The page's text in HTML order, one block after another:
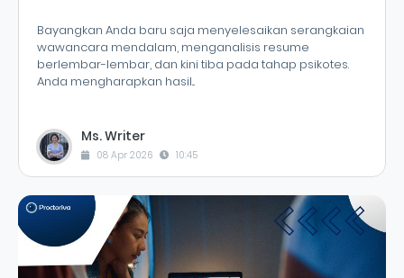
Bayangkan Anda baru saja menyelesaikan serangkaian
wawancara mendalam, menganalisis resume
berlembar-lembar, dan kini tiba pada tahap psikotes.
Anda mengharapkan hasil...
Ms. Writer
08 Apr 2026 10:45